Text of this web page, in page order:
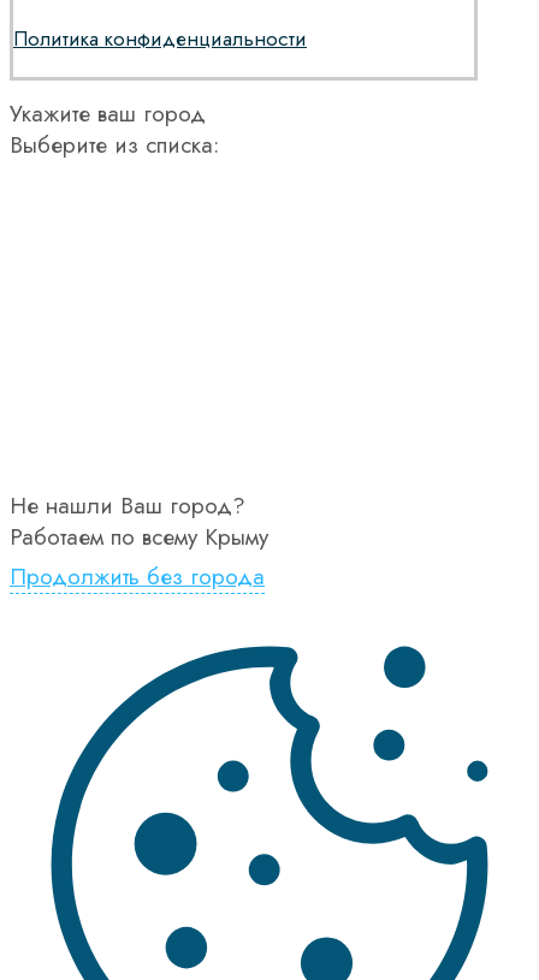
Политика конфиденциальности
Укажите ваш город
Выберите из списка:
Не нашли Ваш город?
Работаем по всему Крыму
Продолжить без города